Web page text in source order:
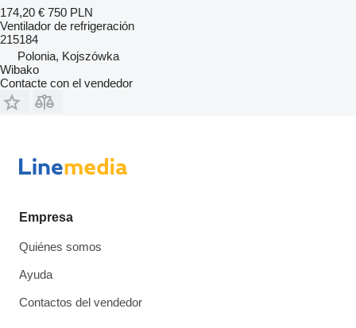
174,20 € 750 PLN
Ventilador de refrigeración
215184
Polonia, Kojszówka
Wibako
Contacte con el vendedor
Empresa
Quiénes somos
Ayuda
Contactos del vendedor